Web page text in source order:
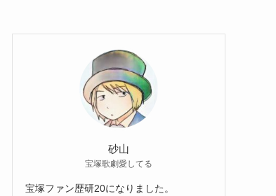
砂山
宝塚歌劇愛してる
宝塚ファン歴研20になりました。